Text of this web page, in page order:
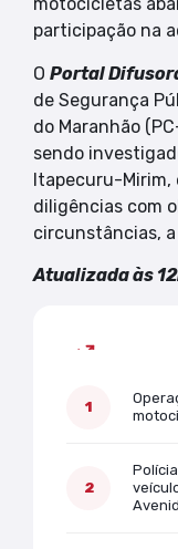
motocicletas
participação na
O Portal
de Segurança
do Maranhão
sendo
Itapecuru-Mirim,
diligências com
circunstâncias,
Atualizada às